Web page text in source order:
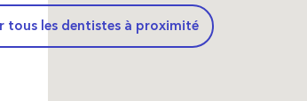
tous les dentistes à proximité